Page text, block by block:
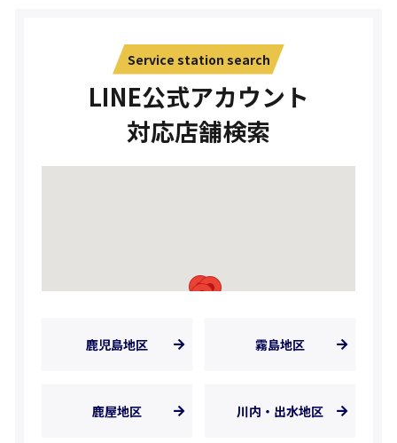
Service station search
LINE公式アカウント
対応店舗検索
鹿児島地区 霧島地区
鹿屋地区 川内・出水地区